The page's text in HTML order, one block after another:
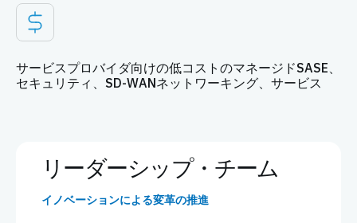
サービスプロバイダ向けの低コストのマネージドSASE、
セキュリティ、SD-WANネットワーキング、サービス
リーダーシップ・チーム
イノベーションによる変革の推進